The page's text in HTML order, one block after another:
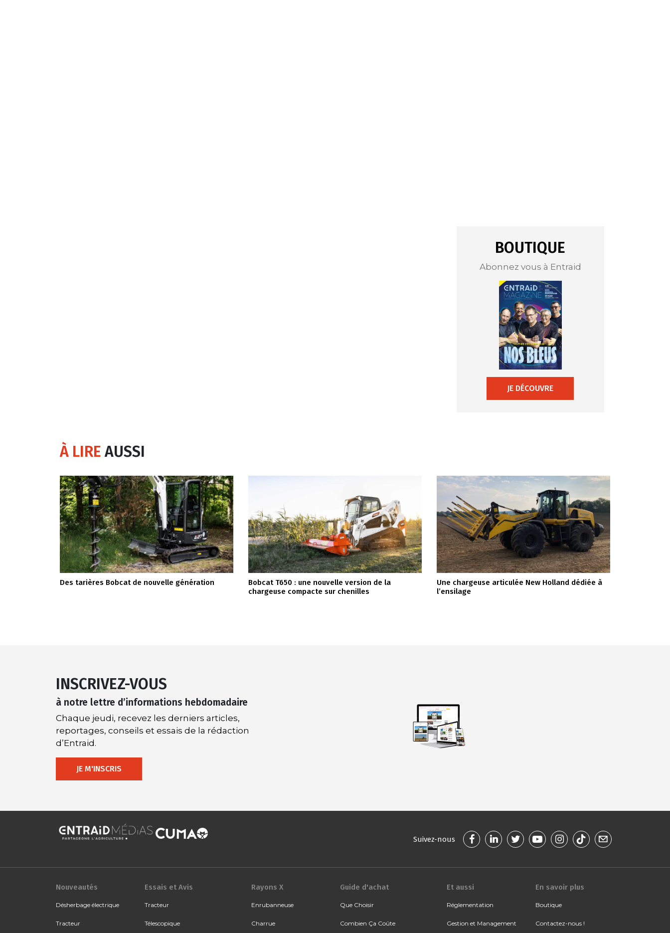
BOUTIQUE
Abonnez vous à Entraid
JE DÉCOUVRE
À LIREAUSSI
Des tarières Bobcat de nouvelle génération
Bobcat T650 : une nouvelle version de la
chargeuse compacte sur chenilles
Une chargeuse articulée New Holland dédiée à
l’ensilage
INSCRIVEZ-VOUS
à notre lettre d’informations hebdomadaire
Chaque jeudi, recevez les derniers articles,
reportages, conseils et essais de la rédaction
d’Entraid.
JE M'INSCRIS
Suivez-nous
Nouveautés
Désherbage électrique
Tracteur
Essais et Avis
Tracteur
Télescopique
Rayons X
Enrubanneuse
Charrue
Guide d'achat
Que Choisir
Combien Ça Coûte
Et aussi
Réglementation
Gestion et Management
En savoir plus
Boutique
Contactez-nous !